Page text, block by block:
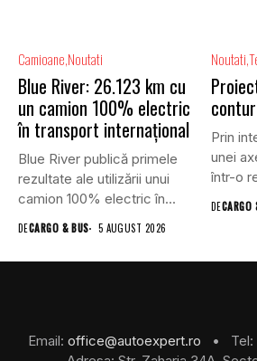
Camioane Noutati
Blue River: 26.123 km cu
un camion 100% electric
în transport internațional
Blue River publică primele
rezultate ale utilizării unui
camion 100% electric în...
DECARGO & BUS 5 AUGUST 2026
Noutati
contur
Prin
unei
într-o
DECARGO
Email: office@autoexpert.ro • Tel: